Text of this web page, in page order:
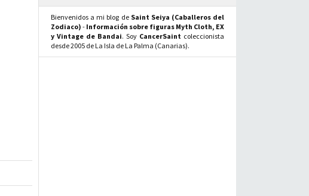
Bienvenidos a mi blog de Saint Seiya (Caballeros del
Zodiaco) - Información sobre figuras Myth Cloth, EX
y Vintage de Bandai. Soy CancerSaint coleccionista
desde 2005 de La Isla de La Palma (Canarias).